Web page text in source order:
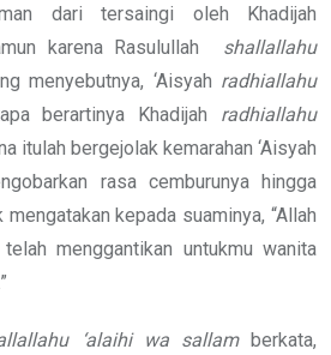
dari tersaingi oleh Khadijah
karena Rasulullah shallallahu
menyebutnya, ‘Aisyah radhiallahu
berartinya Khadijah radhiallahu
itulah bergejolak kemarahan ‘Aisyah
rasa cemburunya hingga
kepada suaminya, “Allah
telah menggantikan untukmu wanita
‘alaihi wa sallamberkata,